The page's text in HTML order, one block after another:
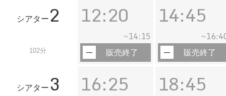
シアター 2
102分
12:20
~14:15
販売終了
14:45
~
販売終了
シアター 3 16:25 18:45